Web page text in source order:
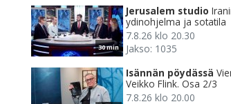
30 min
Jerusalem studio
ydinohjelma ja sotatila
7.8.26 klo 20.30
Jakso: 1035
Isännän pöydässä
Veikko Flink. Osa 2/3
7.8.26 klo 20.00